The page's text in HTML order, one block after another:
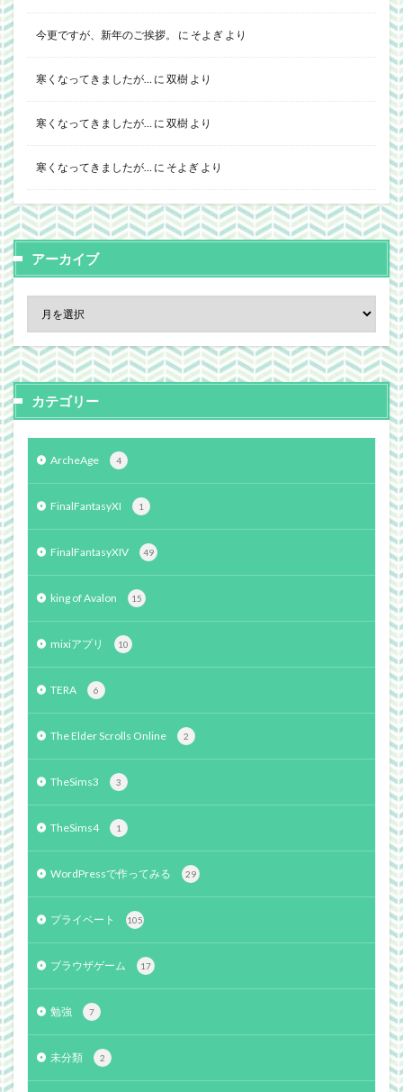
今更ですが、新年のご挨拶。 に そよぎ より
寒くなってきましたが… に 双樹 より
寒くなってきましたが… に 双樹 より
寒くなってきましたが… に そよぎ より
アーカイブ
カテゴリー
ArcheAge 4
FinalFantasyXI 1
FinalFantasyXIV 49
king of Avalon 15
mixiアプリ 10
TERA 6
The Elder Scrolls Online 2
TheSims3 3
TheSims4 1
WordPressで作ってみる 29
プライベート 105
ブラウザゲーム 17
勉強 7
未分類 2